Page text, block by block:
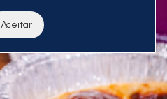
Aceitar